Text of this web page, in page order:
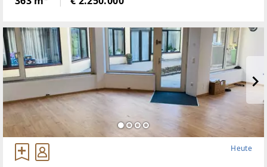
Maß an Privatsphäre, versprüht
Heute